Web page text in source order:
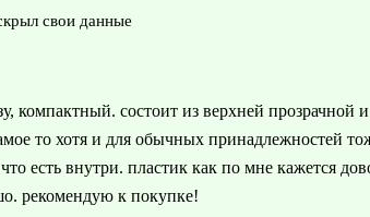
свои данные
компактный. состоит из верхней
то хотя и для обычных принадлежностей
что есть внутри. пластик как по мне кажется
рекомендую к покупке!